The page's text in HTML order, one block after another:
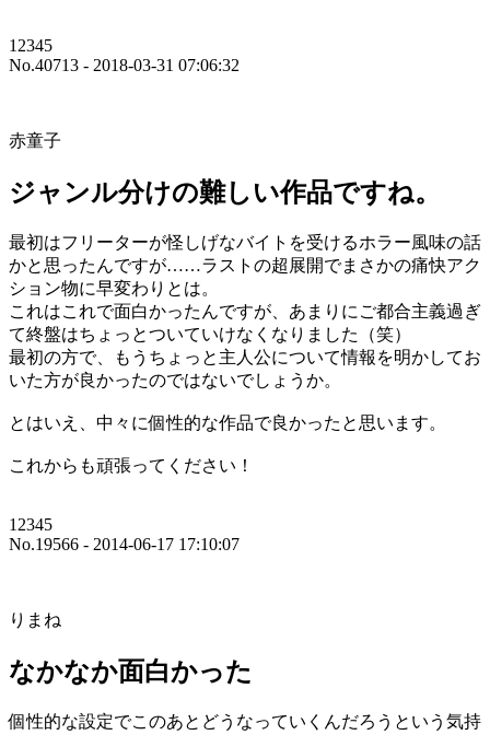
12345
No.40713 - 2018-03-31 07:06:32
赤童子
ジャンル分けの難しい作品ですね。
最初はフリーターが怪しげなバイトを受けるホラー風味の話
かと思ったんですが……ラストの超展開でまさかの痛快アク
ション物に早変わりとは。
これはこれで面白かったんですが、あまりにご都合主義過ぎ
て終盤はちょっとついていけなくなりました（笑）
最初の方で、もうちょっと主人公について情報を明かしてお
いた方が良かったのではないでしょうか。
とはいえ、中々に個性的な作品で良かったと思います。
これからも頑張ってください！
12345
No.19566 - 2014-06-17 17:10:07
りまね
なかなか面白かった
個性的な設定でこのあとどうなっていくんだろうという気持